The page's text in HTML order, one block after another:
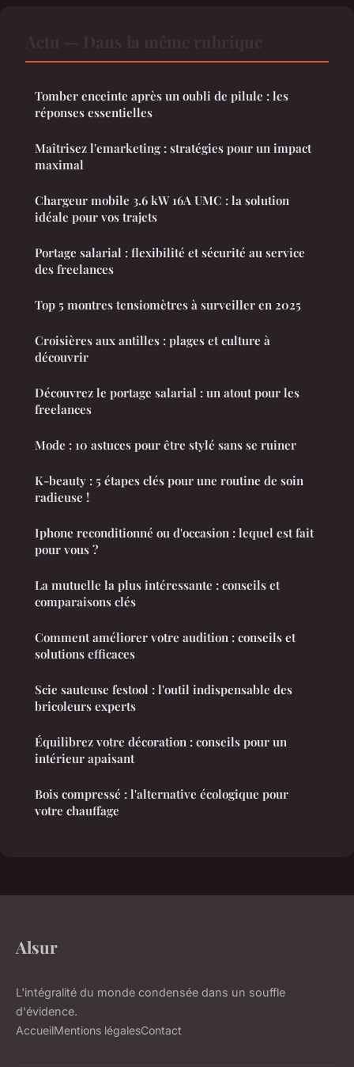
Tomber enceinte après un oubli de pilule : les
réponses essentielles
Maîtrisez l'emarketing : stratégies pour un impact
maximal
Chargeur mobile 3.6 kW 16A UMC : la solution
idéale pour vos trajets
Portage salarial : flexibilité et sécurité au service
des freelances
Top 5 montres tensiomètres à surveiller en 2025
Croisières aux antilles : plages et culture à
découvrir
Découvrez le portage salarial : un atout pour les
freelances
Mode : 10 astuces pour être stylé sans se ruiner
K-beauty : 5 étapes clés pour une routine de soin
radieuse !
Iphone reconditionné ou d'occasion : lequel est fait
pour vous ?
La mutuelle la plus intéressante : conseils et
comparaisons clés
Comment améliorer votre audition : conseils et
solutions efficaces
Scie sauteuse festool : l'outil indispensable des
bricoleurs experts
Équilibrez votre décoration : conseils pour un
intérieur apaisant
Bois compressé : l'alternative écologique pour
votre chauffage
Alsur
L'intégralité du monde condensée dans un souffle
d'évidence.
AccueilMentions légalesContact